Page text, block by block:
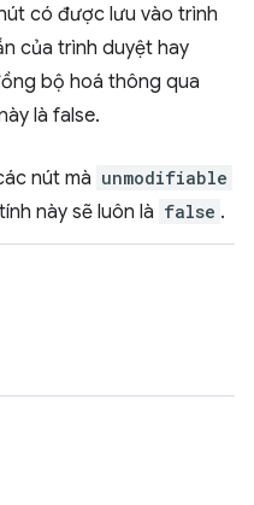
có được lưu vào trình
của trình duyệt hay
bộ hoá thông qua
là false.
nút mà unmodifiable
này sẽ luôn là false .